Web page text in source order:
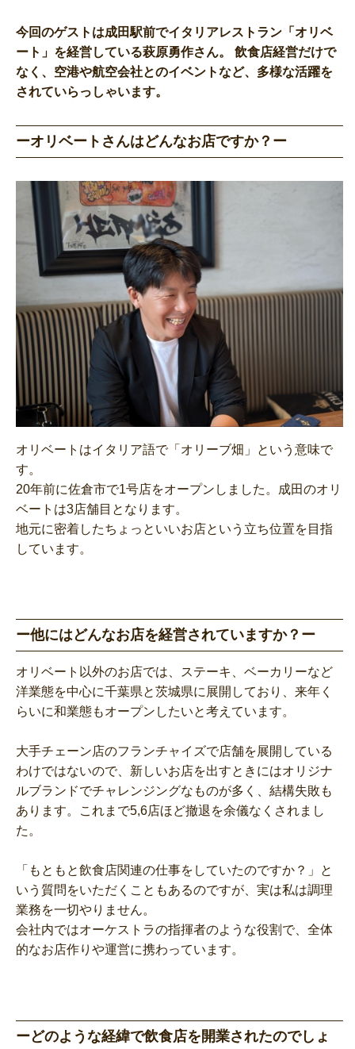
今回のゲストは成田駅前でイタリアレストラン「オリベ
ート」を経営している萩原勇作さん。 飲食店経営だけで
なく、空港や航空会社とのイベントなど、多様な活躍を
されていらっしゃいます。
ーオリベートさんはどんなお店ですか？ー
オリベートはイタリア語で「オリーブ畑」という意味で
す。
20年前に佐倉市で1号店をオープンしました。成田のオリ
ベートは3店舗目となります。
地元に密着したちょっといいお店という立ち位置を目指
しています。
ー他にはどんなお店を経営されていますか？ー
オリベート以外のお店では、ステーキ、ベーカリーなど
洋業態を中心に千葉県と茨城県に展開しており、来年く
らいに和業態もオープンしたいと考えています。
大手チェーン店のフランチャイズで店舗を展開している
わけではないので、新しいお店を出すときにはオリジナ
ルブランドでチャレンジングなものが多く、結構失敗も
あります。これまで5,6店ほど撤退を余儀なくされまし
た。
「もともと飲食店関連の仕事をしていたのですか？」と
いう質問をいただくこともあるのですが、実は私は調理
業務を一切やりません。
会社内ではオーケストラの指揮者のような役割で、全体
的なお店作りや運営に携わっています。
ーどのような経緯で飲食店を開業されたのでしょ